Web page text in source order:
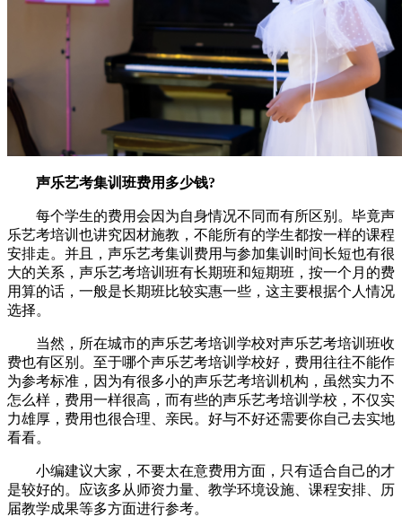
声乐艺考集训班费用多少钱?
每个学生的费用会因为自身情况不同而有所区别。毕竟声
乐艺考培训也讲究因材施教，不能所有的学生都按一样的课程
安排走。并且，声乐艺考集训费用与参加集训时间长短也有很
大的关系，声乐艺考培训班有长期班和短期班，按一个月的费
用算的话，一般是长期班比较实惠一些，这主要根据个人情况
选择。
当然，所在城市的声乐艺考培训学校对声乐艺考培训班收
费也有区别。至于哪个声乐艺考培训学校好，费用往往不能作
为参考标准，因为有很多小的声乐艺考培训机构，虽然实力不
怎么样，费用一样很高，而有些的声乐艺考培训学校，不仅实
力雄厚，费用也很合理、亲民。好与不好还需要你自己去实地
看看。
小编建议大家，不要太在意费用方面，只有适合自己的才
是较好的。应该多从师资力量、教学环境设施、课程安排、历
届教学成果等多方面进行参考。